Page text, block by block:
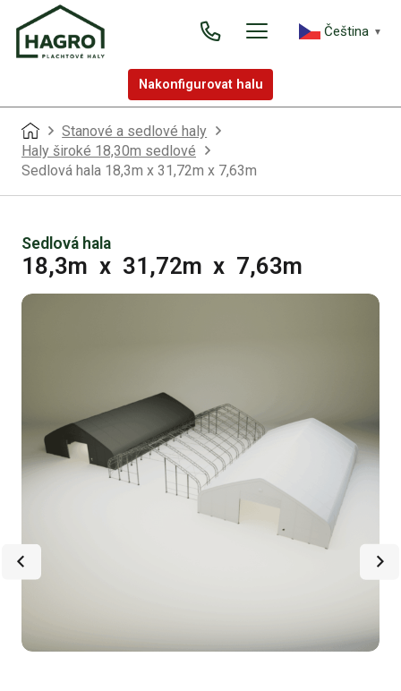
Čeština‎ ▼
Nakonfigurovat halu
Stanové a sedlové haly
Haly široké 18,30m sedlové
Sedlová hala 18,3m x 31,72m x 7,63m
Sedlová hala
18,3m x 31,72m x 7,63m